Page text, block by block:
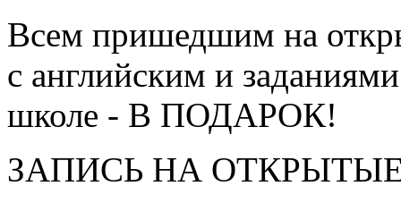
Всем пришедшим на
с английским и
школе - В ПОДАРОК!
ЗАПИСЬ НА ОТКРЫТЫЕ